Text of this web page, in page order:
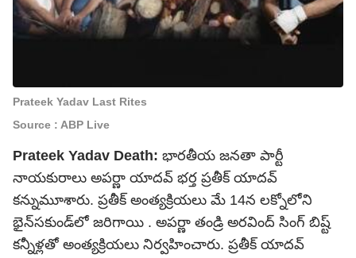
Prateek Yadav Last Rites
Source : ABP Live
Prateek Yadav Death: భారతీయ జనతా పార్టీ
నాయకురాలు అపర్ణా యాదవ్ భర్త ప్రతీక్ యాదవ్
కన్నుమూశారు. ప్రతీక్ అంత్యక్రియలు మే 14న లక్నోలోని
భైన్‌సకుండ్‌లో జరిగాయి . అపర్ణా తండ్రి అరవింద్ సింగ్ బిష్ట్
కన్నీళ్లతో అంత్యక్రియలు నిర్వహించారు. ప్రతీక్ యాదవ్